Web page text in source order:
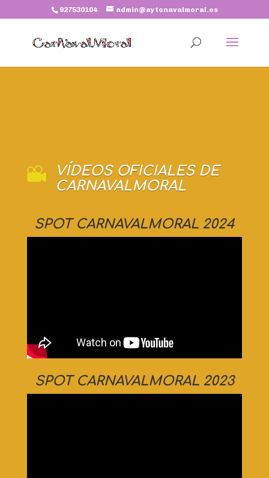
927530104 admin@aytonavalmoral.es
VÍDEOS OFICIALES DE
CARNAVALMORAL
SPOT CARNAVALMORAL 2024
SPOT CARNAVALMORAL 2023